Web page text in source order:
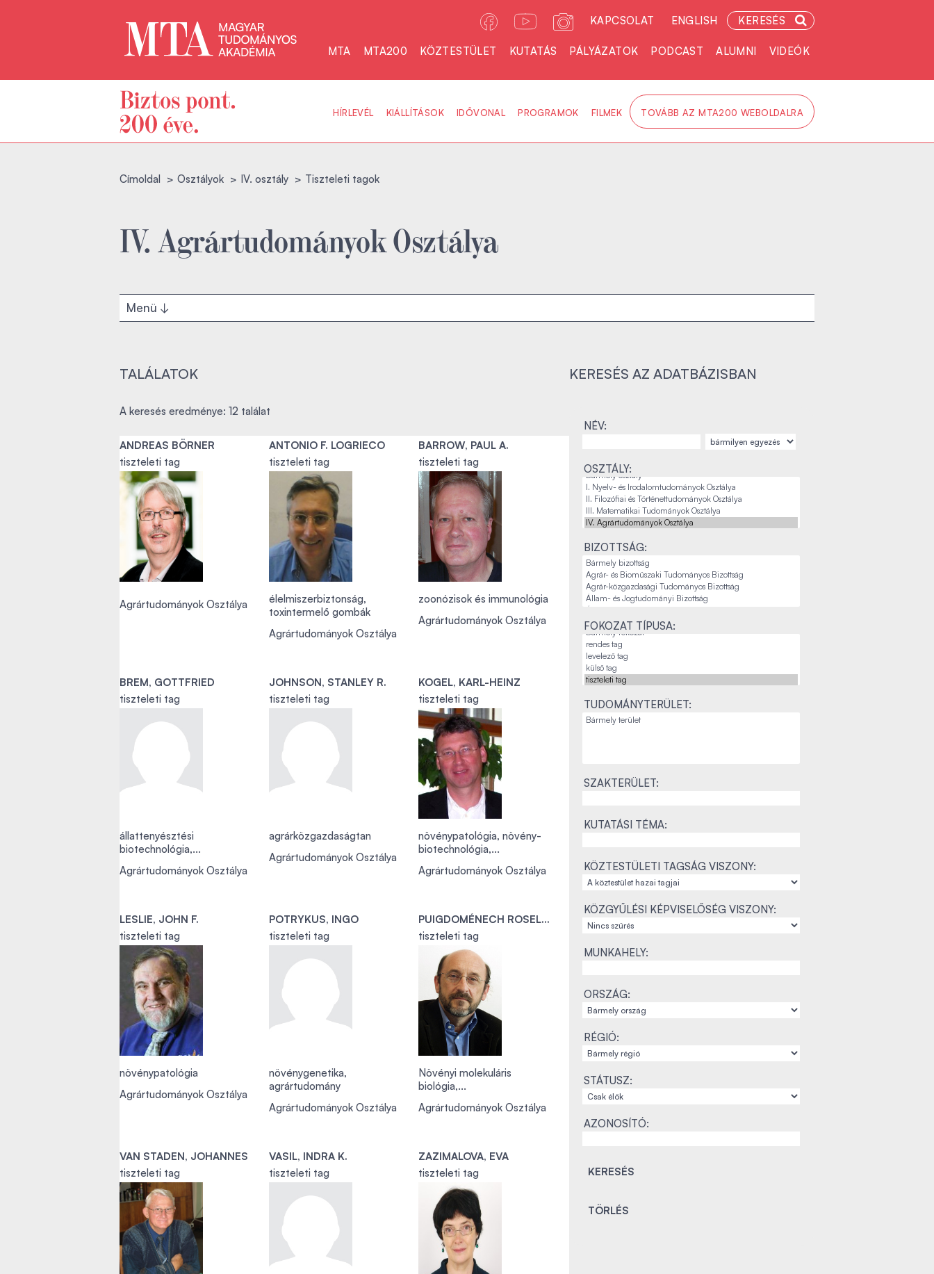
KAPCSOLAT ENGLISH KERESÉS
MTA MTA200 KÖZTESTÜLET KUTATÁS PÁLYÁZATOK PODCAST ALUMNI VIDEÓK
HÍRLEVÉL KIÁLLÍTÁSOK IDŐVONAL PROGRAMOK FILMEK TOVÁBB AZ MTA200 WEBOLDALRA
Címoldal Osztályok IV. osztály Tiszteleti tagok
IV. Agrártudományok Osztálya
Menü
TALÁLATOK KERESÉS AZ ADATBÁZISBAN
A keresés eredménye: 12 találat
ANDREAS BÖRNER
tiszteleti tag
Agrártudományok Osztálya
ANTONIO F. LOGRIECO
tiszteleti tag
élelmiszerbiztonság,
toxintermelő gombák
Agrártudományok Osztálya
BARROW, PAUL A.
tiszteleti tag
zoonózisok és immunológia
Agrártudományok Osztálya
BREM, GOTTFRIED
tiszteleti tag
állattenyésztési
biotechnológia,...
Agrártudományok Osztálya
JOHNSON, STANLEY R.
tiszteleti tag
agrárközgazdaságtan
Agrártudományok Osztálya
KOGEL, KARL-HEINZ
tiszteleti tag
növénypatológia, növény-
biotechnológia,...
Agrártudományok Osztálya
LESLIE, JOHN F.
tiszteleti tag
növénypatológia
Agrártudományok Osztálya
POTRYKUS, INGO
tiszteleti tag
növénygenetika,
agrártudomány
Agrártudományok Osztálya
PUIGDOMÉNECH ROSELL, PERE
tiszteleti tag
Növényi molekuláris
biológia,...
Agrártudományok Osztálya
VAN STADEN, JOHANNES
tiszteleti tag
VASIL, INDRA K.
tiszteleti tag
ZAZIMALOVA, EVA
tiszteleti tag
NÉV:
OSZTÁLY:
BIZOTTSÁG:
FOKOZAT TÍPUSA:
TUDOMÁNYTERÜLET:
SZAKTERÜLET:
KUTATÁSI TÉMA:
KÖZTESTÜLETI TAGSÁG VISZONY:
KÖZGYŰLÉSI KÉPVISELŐSÉG VISZONY:
MUNKAHELY:
ORSZÁG:
RÉGIÓ:
STÁTUSZ:
AZONOSÍTÓ: